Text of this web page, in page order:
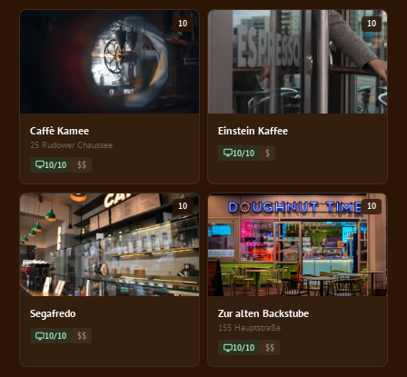
10
Caffè Kamee
25 Rudower Chaussee
10/10 $$
10
Einstein Kaffee
10/10 $
10
Segafredo
10/10 $$
10
Zur alten Backstube
155 Hauptstraße
10/10 $$